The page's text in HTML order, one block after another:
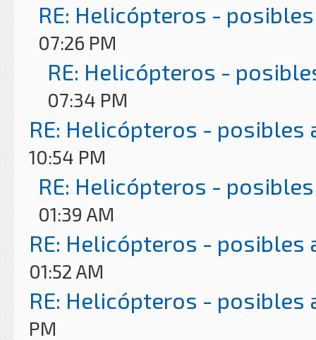
RE: Helicópteros -
07:26 PM
RE: Helicópteros -
07:34 PM
RE: Helicópteros - posibles
10:54 PM
RE: Helicópteros -
01:39 AM
RE: Helicópteros - posibles
01:52 AM
RE: Helicópteros - posibles
PM